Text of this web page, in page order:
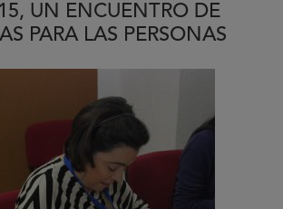
UN ENCUENTRO DE
PARA LAS PERSONAS